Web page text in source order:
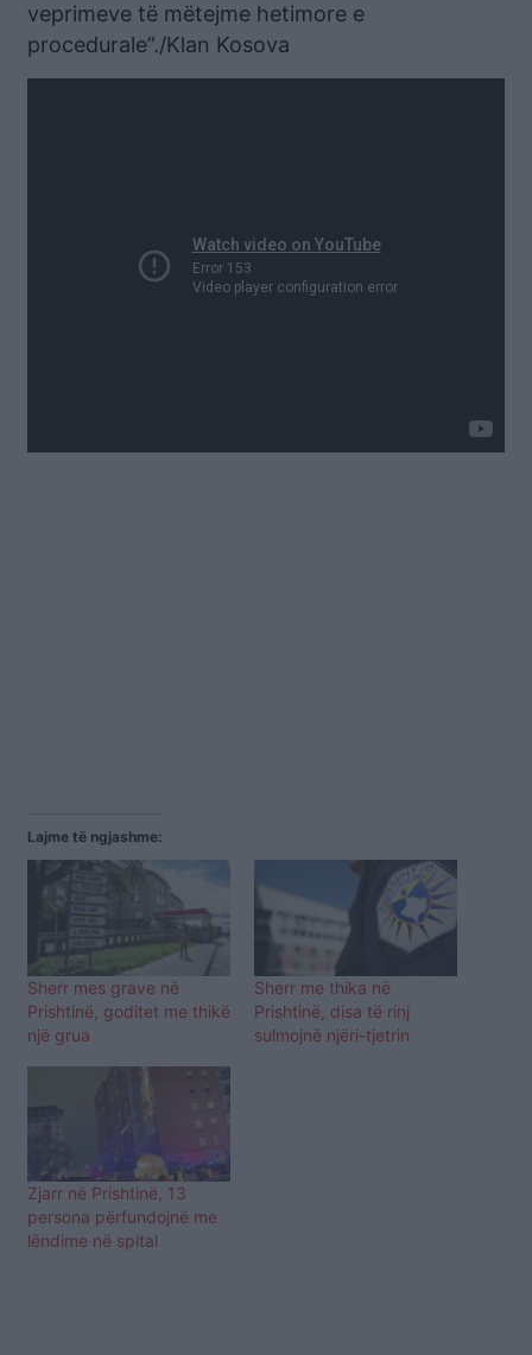
veprimeve të mëtejme hetimore e
procedurale”./Klan Kosova
Lajme të ngjashme:
Sherr mes grave në
Prishtinë, goditet me thikë
një grua
Sherr me thika në
Prishtinë, disa të rinj
sulmojnë njëri-tjetrin
Zjarr në Prishtinë, 13
persona përfundojnë me
lëndime në spital